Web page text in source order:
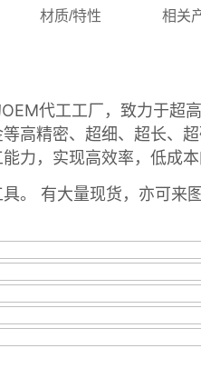
ㅤㅤ材质/特性ㅤㅤ ㅤㅤ相关